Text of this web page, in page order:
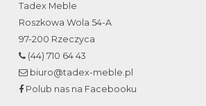
Tadex Meble
Roszkowa Wola 54-A
97-200 Rzeczyca
(44) 710 64 43
biuro@tadex-meble.pl
Polub nas na Facebooku